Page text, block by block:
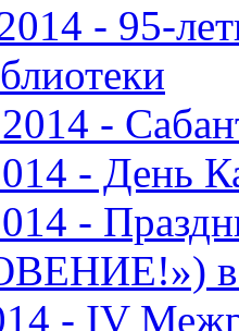
- 95-
2014 -
- День
-
в
- IV